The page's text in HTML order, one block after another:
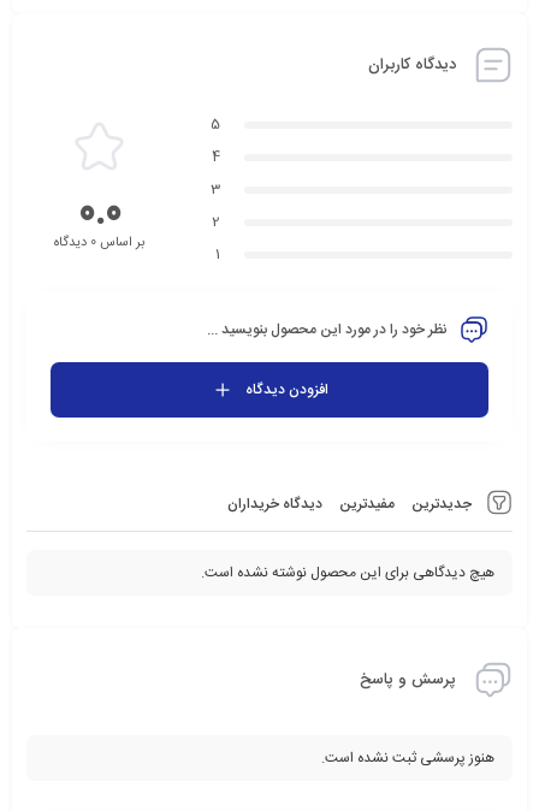
دیدگاه کاربران
جدیدترین مفیدترین دیدگاه خریداران
هیچ دیدگاهی برای این محصول نوشته نشده است.
5
4
3
2
1
0.0بر اساس 0 دیدگاه
نظر خود را در مورد این محصول بنویسید ...
افزودن دیدگاه
پرسش و پاسخ
هنوز پرسشی ثبت نشده است.